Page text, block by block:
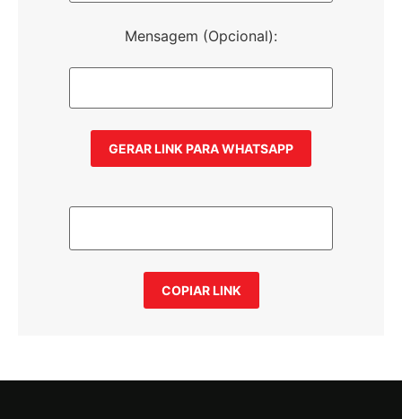
Mensagem (Opcional):
GERAR LINK PARA WHATSAPP
COPIAR LINK